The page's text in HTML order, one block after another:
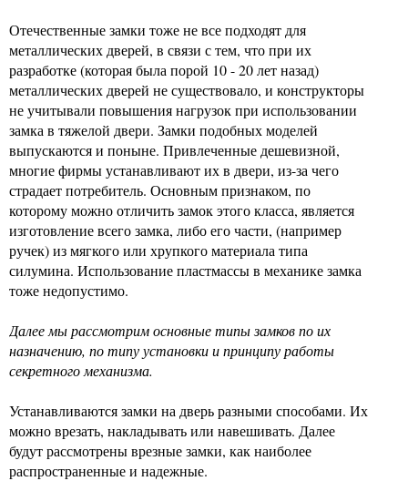
Отечественные замки тоже не все подходят для
металлических дверей, в связи с тем, что при их
разработке (которая была порой 10 - 20 лет назад)
металлических дверей не существовало, и конструкторы
не учитывали повышения нагрузок при использовании
замка в тяжелой двери. Замки подобных моделей
выпускаются и поныне. Привлеченные дешевизной,
многие фирмы устанавливают их в двери, из-за чего
страдает потребитель. Основным признаком, по
которому можно отличить замок этого класса, является
изготовление всего замка, либо его части, (например
ручек) из мягкого или хрупкого материала типа
силумина. Использование пластмассы в механике замка
тоже недопустимо.
Далее мы рассмотрим основные типы замков по их
назначению, по типу установки и принципу работы
секретного механизма.
Устанавливаются замки на дверь разными способами. Их
можно врезать, накладывать или навешивать. Далее
будут рассмотрены врезные замки, как наиболее
распространенные и надежные.